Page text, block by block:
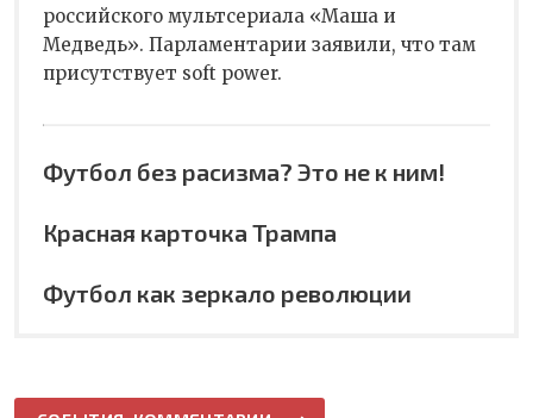
российского мультсериала «Маша и
Медведь». Парламентарии заявили, что там
присутствует soft power.
Футбол без расизма? Это не к ним!
Красная карточка Трампа
Футбол как зеркало революции